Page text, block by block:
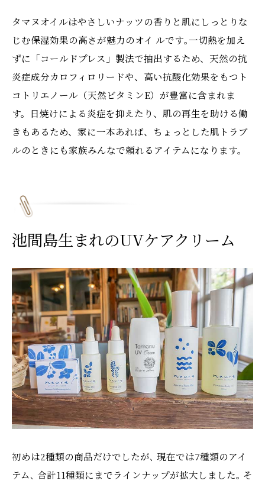
タマヌオイルはやさしいナッツの香りと肌にしっとりな
じむ保湿効果の高さが魅力のオイ ルです｡一切熱を加え
ずに「コールドプレス」製法で抽出するため、天然の抗
炎症成分カロフィロリードや、高い抗酸化効果をもつト
コトリエノール（天然ビタミンE）が豊富に含まれま
す。日焼けによる炎症を抑えたり、肌の再生を助ける働
きもあるため、家に一本あれば、ちょっとした肌トラブ
ルのときにも家族みんなで頼れるアイテムになります。
池間島生まれのUVケアクリーム
初めは2種類の商品だけでしたが､ 現在では7種類のアイ
テム､ 合計11種類にまでラインナップが拡大しました｡ そ